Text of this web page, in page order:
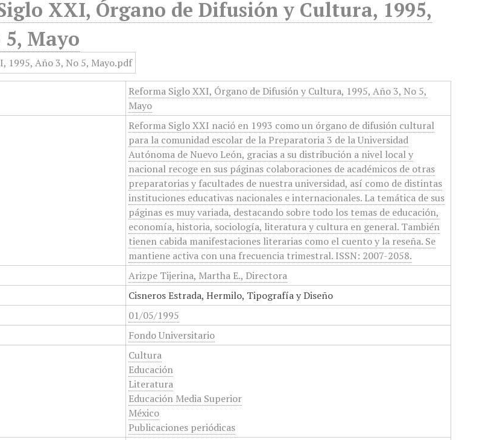
XXI, Órgano de Difusión y Cultura, 1995,
Mayo
Reforma Siglo XXI, Órgano de Difusión y Cultura, 1995, Año 3, No 5,
Mayo
Reforma Siglo XXI nació en 1993 como un órgano de difusión cultural
para la comunidad escolar de la Preparatoria 3 de la Universidad
Autónoma de Nuevo León, gracias a su distribución a nivel local y
nacional recoge en sus páginas colaboraciones de académicos de otras
preparatorias y facultades de nuestra universidad, así como de distintas
instituciones educativas nacionales e internacionales. La temática de sus
páginas es muy variada, destacando sobre todo los temas de educación,
economía, historia, sociología, literatura y cultura en general. También
tienen cabida manifestaciones literarias como el cuento y la reseña. Se
mantiene activa con una frecuencia trimestral. ISSN: 2007-2058.
Arizpe Tijerina, Martha E., Directora
Cisneros Estrada, Hermilo, Tipografía y Diseño
01/05/1995
Fondo Universitario
Cultura
Educación
Literatura
Educación Media Superior
México
Publicaciones periódicas